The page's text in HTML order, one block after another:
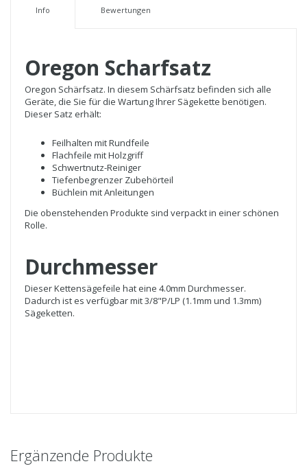
Info Bewertungen
Oregon Scharfsatz
Oregon Schärfsatz. In diesem Schärfsatz befinden sich alle
Geräte, die Sie für die Wartung Ihrer Sägekette benötigen.
Dieser Satz erhält:
Feilhalten mit Rundfeile
Flachfeile mit Holzgriff
Schwertnutz-Reiniger
Tiefenbegrenzer Zubehörteil
Büchlein mit Anleitungen
Die obenstehenden Produkte sind verpackt in einer schönen
Rolle.
Durchmesser
Dieser Kettensägefeile hat eine 4.0mm Durchmesser.
Dadurch ist es verfügbar mit 3/8"P/LP (1.1mm und 1.3mm)
Sägeketten.
Ergänzende Produkte